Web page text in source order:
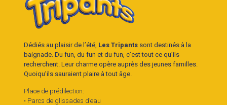
Dédiés au plaisir de l’été, Les Tripants sont destinés à la
baignade. Du fun, du fun et du fun, c’est tout ce qu’ils
recherchent. Leur charme opère auprès des jeunes familles.
Quoiqu’ils sauraient plaire à tout âge.
Place de prédilection:
• Parcs de glissades d’eau